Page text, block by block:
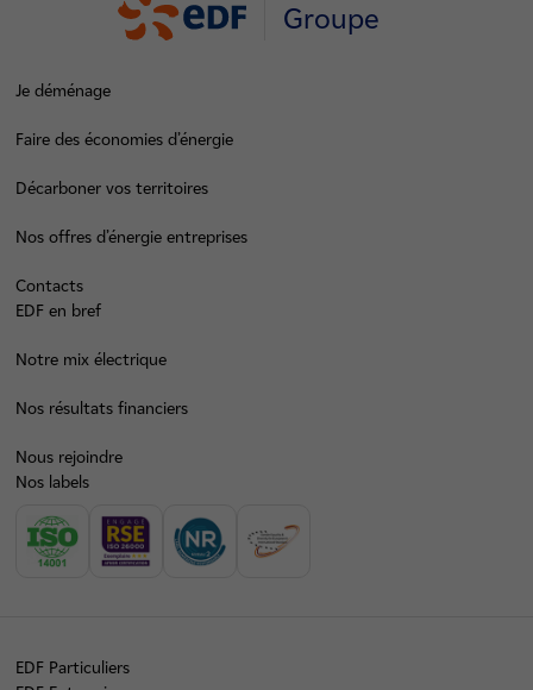
Groupe
Je déménage
Faire des économies d’énergie
Décarboner vos territoires
Nos offres d’énergie entreprises
Contacts
EDF en bref
Notre mix électrique
Nos résultats financiers
Nous rejoindre
Nos labels
EDF Particuliers